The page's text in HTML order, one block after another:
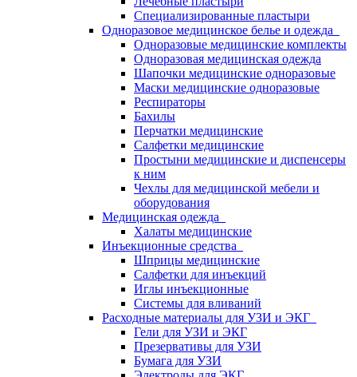
Специализированные пластыри
Одноразовое медицинское белье и одежда
Одноразовые медицинские комплекты
Одноразовая медицинская одежда
Шапочки медицинские одноразовые
Маски медицинские одноразовые
Респираторы
Бахилы
Перчатки медицинские
Салфетки медицинские
Простыни медицинские и диспенсеры
к ним
Чехлы для медицинской мебели и
оборудования
Медицинская одежда
Халаты медицинские
Инъекционные средства
Шприцы медицинские
Салфетки для инъекций
Иглы инъекционные
Системы для вливаний
Расходные материалы для УЗИ и ЭКГ
Гели для УЗИ и ЭКГ
Презервативы для УЗИ
Бумага для УЗИ